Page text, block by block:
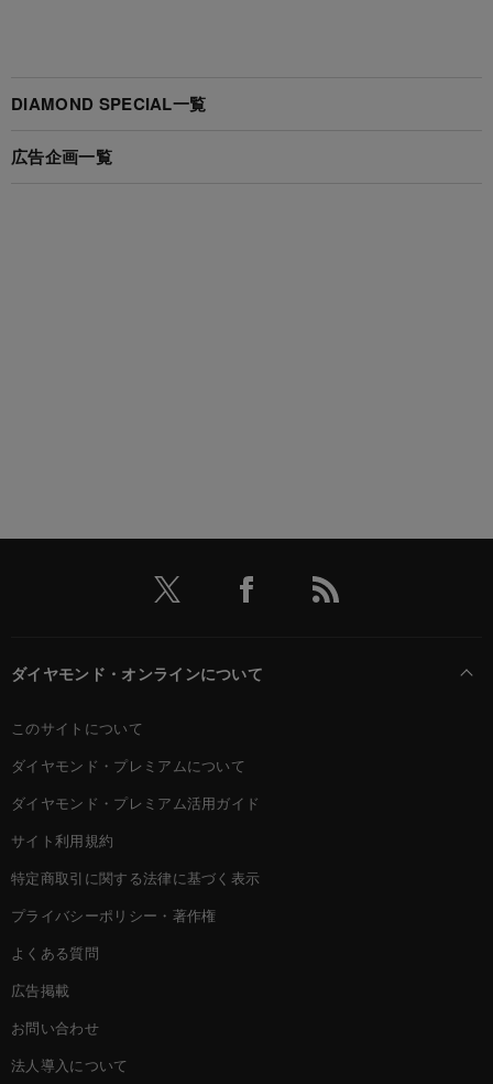
DIAMOND SPECIAL一覧
広告企画一覧
ダイヤモンド・オンラインについて
このサイトについて
ダイヤモンド・プレミアムについて
ダイヤモンド・プレミアム活用ガイド
サイト利用規約
特定商取引に関する法律に基づく表示
プライバシーポリシー・著作権
よくある質問
広告掲載
お問い合わせ
法人導入について